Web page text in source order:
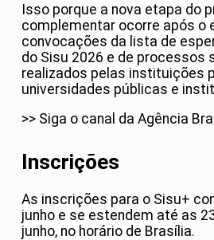
Isso porque a nova etapa do
complementar ocorre após o
convocações da lista de
do Sisu 2026 e de processos
realizados pelas instituições
universidades públicas e
>> Siga o canal da Agência
Inscrições
As inscrições para o Sisu+
junho e se estendem até as
junho, no horário de Brasília.